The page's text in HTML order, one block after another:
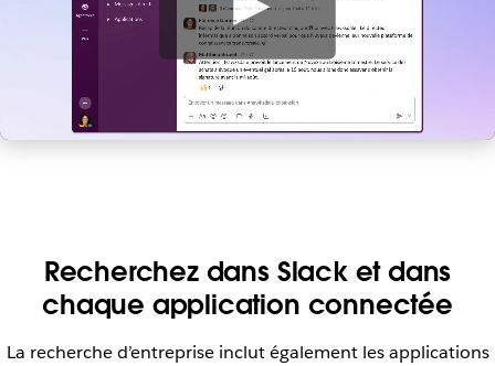
Recherchez dans Slack et dans
chaque application connectée
La recherche d’entreprise inclut également les applications